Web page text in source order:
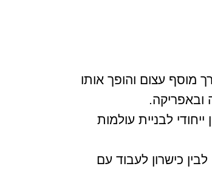
מוסף עצום והופך אותו
ובאפריקה.
לבניית עולמות
כישרון לעבוד עם